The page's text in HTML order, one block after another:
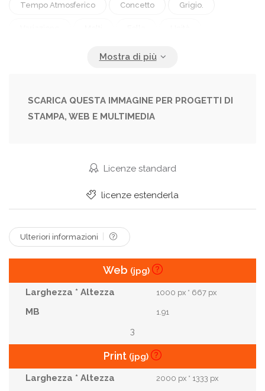
Tempo Atmosferico Concetto Grigio.
Vista Dall'alto
Nessuna Persona In Piedi Fuori Dalla Folla
Generato Dal Computer Dai Colori Vivaci
SCARICA QUESTA IMMAGINE PER PROGETTI DI
STAMPA, WEB E MULTIMEDIA
Licenze standard
licenze estenderla
Ulteriori informazioni
Web (jpg)
1000 px * 667 px
1.91
3
Print (jpg)
2000 px * 1333 px